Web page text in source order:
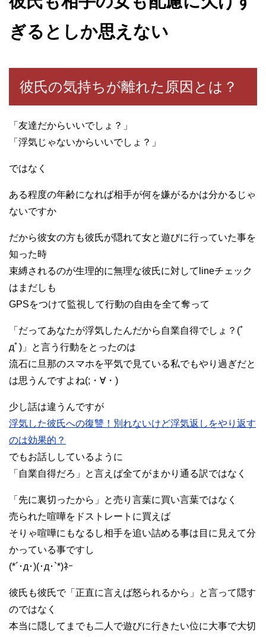
ぎるとしか思えない
彼氏の気持ちが離れた原因とは？
「友達だからいいでしょ？」
「浮気じゃないからいいでしょ？」
ではなく
ある程度の年齢になれば相手が何を嫌がるかは分かるじゃ
ないですか
だから彼女の方も彼氏が隠れて女と遊びに行っていた事を
知った時
束縛されるのが生理的に無理な彼氏に対してlineチェック
はまだしも
GPSをつけて監視して行動の自由を全て奪って
「だってあなたが浮気したんだから自業自得でしょ？(ﾟ
дﾟ)」と言う行動をとったのは
流石に旦那のスマホを平気で見ている私でもやり過ぎだと
は思うんですよね(;・∀・)
少し話は違うんですが
浮気した彼氏への復讐！別れないけど浮気返しをやり返す
のは効果的？
でもお話ししているように
「自業自得だろ」と言えば全てがまかり通る訳ではなく
「先に裏切ったから」と売り言葉に買い言葉ではなく
売られた喧嘩をドストレートに買えば
そりゃ喧嘩にもなるし相手を追い詰める事は目に見えて分
かっている事ですし
(*´･д･)(･д･`*)ﾈｰ
彼氏も彼氏で「正直に言えば怒られるから」と言って隠す
のではなく
本当に隠してまでも二人で遊びに行きたい位に大事で大切